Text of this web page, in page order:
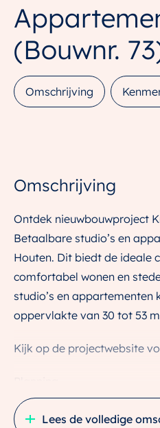
(Bouwnr.
Omschrijving
Omschrijving
Ontdek nieuwbouwproject
Betaalbare studio’s en
Houten. Dit biedt de ideale
comfortabel wonen en
studio’s en appartementen
oppervlakte van 30 tot 53
Kijk op de projectwebsite
De bouw start definitief
De planning is om de
Lees de volledige